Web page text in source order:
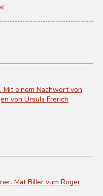
Mit einem Nachwort von
von Ursula Frerich
Mat Biller vum Roger